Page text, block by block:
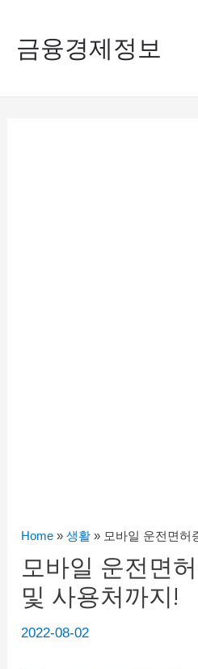
금융경제정보
Home »생활 » 모바일 운전면허
모바일 운전면
및 사용처까지!
2022-08-02